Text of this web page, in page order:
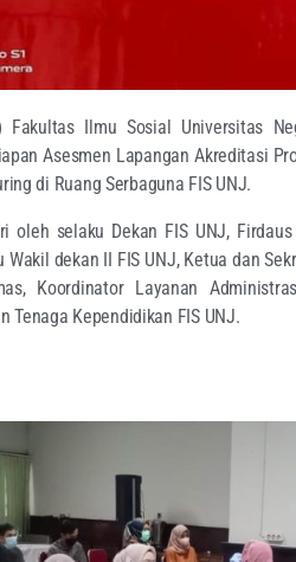
Fakultas Ilmu Sosial Universitas
Asesmen Lapangan Akreditasi
di Ruang Serbaguna FIS UNJ.
oleh selaku Dekan FIS UNJ,
Wakil dekan II FIS UNJ, Ketua dan
Koordinator Layanan
Tenaga Kependidikan FIS UNJ.